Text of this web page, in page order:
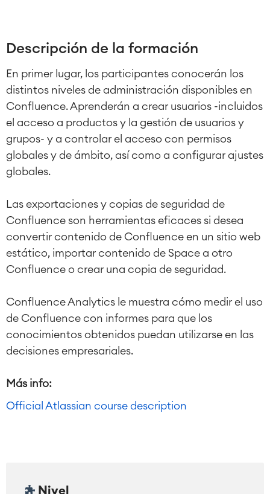
Descripción de la formación
En primer lugar, los participantes conocerán los
distintos niveles de administración disponibles en
Confluence. Aprenderán a crear usuarios -incluidos
el acceso a productos y la gestión de usuarios y
grupos- y a controlar el acceso con permisos
globales y de ámbito, así como a configurar ajustes
globales.
Las exportaciones y copias de seguridad de
Confluence son herramientas eficaces si desea
convertir contenido de Confluence en un sitio web
estático, importar contenido de Space a otro
Confluence o crear una copia de seguridad.
Confluence Analytics le muestra cómo medir el uso
de Confluence con informes para que los
conocimientos obtenidos puedan utilizarse en las
decisiones empresariales.
Más info:
Official Atlassian course description
Nivel